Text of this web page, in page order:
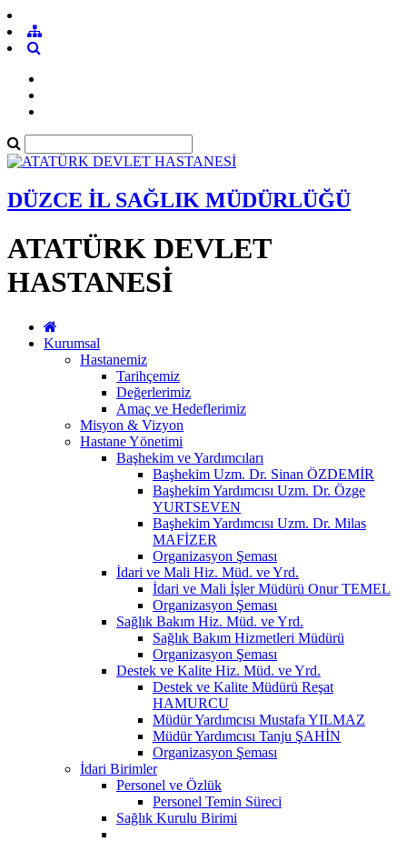
DÜZCE İL SAĞLIK MÜDÜRLÜĞÜ
ATATÜRK DEVLET
HASTANESİ
Kurumsal
Hastanemiz
Tarihçemiz
Değerlerimiz
Amaç ve Hedeflerimiz
Misyon & Vizyon
Hastane Yönetimi
Başhekim ve Yardımcıları
Başhekim Uzm. Dr. Sinan ÖZDEMİR
Başhekim Yardımcısı Uzm. Dr. Özge
YURTSEVEN
Başhekim Yardımcısı Uzm. Dr. Milas
MAFİZER
Organizasyon Şeması
İdari ve Mali Hiz. Müd. ve Yrd.
İdari ve Mali İşler Müdürü Onur TEMEL
Organizasyon Şeması
Sağlık Bakım Hiz. Müd. ve Yrd.
Sağlık Bakım Hizmetleri Müdürü
Organizasyon Şeması
Destek ve Kalite Hiz. Müd. ve Yrd.
Destek ve Kalite Müdürü Reşat
HAMURCU
Müdür Yardımcısı Mustafa YILMAZ
Müdür Yardımcısı Tanju ŞAHİN
Organizasyon Şeması
İdari Birimler
Personel ve Özlük
Personel Temin Süreci
Sağlık Kurulu Birimi